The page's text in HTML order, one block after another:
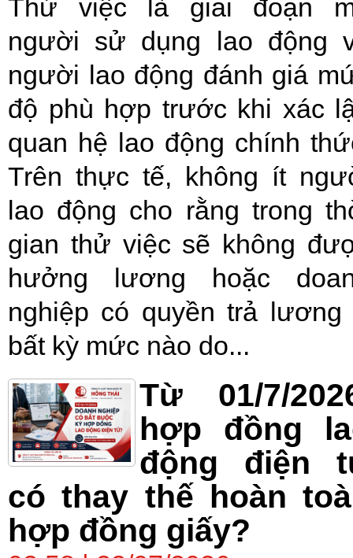
Thử việc là giai đoạn
người sử dụng lao động
người lao động đánh giá
độ phù hợp trước khi xác
quan hệ lao động chính
Trên thực tế, không ít
lao động cho rằng trong
gian thử việc sẽ không
hưởng lương hoặc
nghiệp có quyền trả lương
bất kỳ mức nào do...
Từ 01/7/
hợp đồng
động điện
có thay thế hoàn
hợp đồng giấy?